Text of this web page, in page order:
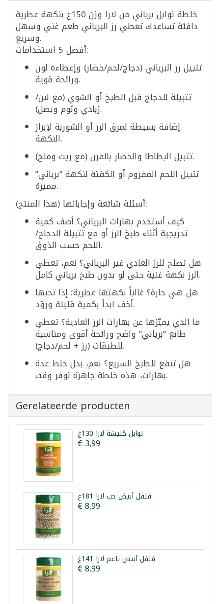
خلطة توابل برياني من لارا وزن 150غ بنكهة عطرية
دافئة تساعدك تعطي رز البرياني طعم غني وسهل
وسريع.
أفضل 5 استخدامات:
تتبيل رز البرياني (دجاج/لحم/خضار) وإعطاءه لون
ورائحة قوية.
تتبيلة للدجاج قبل الطبخ أو الشوي (مع لبن/
زبادي وثوم وبصل).
إضافة بسيطة لمرق الرز أو الشوربة لإبراز
النكهة.
تتبيل البطاطا والخضار بالفرن (مع زيت وملح).
تتبيل اللحم المفروم أو الكفتة لنكهة “برياني”
مميزة.
أسئلة شائعة وإجاباتها (هذا المنتج):
كيف أستخدم بهارات البرياني؟ أضف كمية
تدريجية أثناء طبخ الرز أو مع تتبيلة الدجاج/
اللحم حسب الذوق.
هل تصلح للرز العادي غير البرياني؟ نعم، تعطي
الرز نكهة غنية حتى لو بدون طبخ برياني كامل.
هل هي حارة؟ غالباً نكهتها عطرية؛ إذا تحبها
أخف ابدأ بكمية قليلة وزوّد.
ما الذي يميّزها عن بهارات الرز العادية؟ تعطي
طابع “برياني” واضح ورائحة أقوى ومناسبة
للطبقات (رز + لحم/دجاج).
هل تنفع للطبخ السريع؟ نعم، بدل خلط عدة
بهارات، هذه خلطة جاهزة توفر وقت.
Gerelateerde producten
توابل كليشة لارا 130غ
€ 3,99
فلفل أبيض حب لارا 181غ
€ 8,99
فلفل أبيض ناعم لارا 141غ
€ 8,99